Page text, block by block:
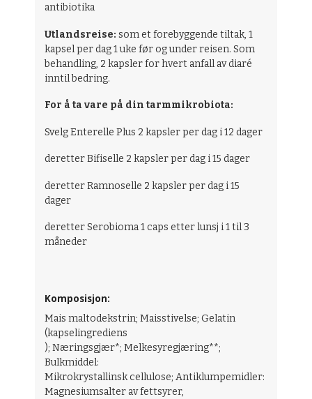
antibiotika
Utlandsreise: som et forebyggende tiltak, 1
kapsel per dag 1 uke før og under reisen. Som
behandling, 2 kapsler for hvert anfall av diaré
inntil bedring.
For å ta vare på din tarmmikrobiota:
Svelg Enterelle Plus 2 kapsler per dag i 12 dager
deretter Bifiselle 2 kapsler per dag i 15 dager
deretter Ramnoselle 2 kapsler per dag i 15
dager
deretter Serobioma 1 caps etter lunsj i 1 til 3
måneder
Komposisjon:
Mais maltodekstrin; Maisstivelse; Gelatin
(kapselingrediens
); Næringsgjær*; Melkesyregjæring**;
Bulkmiddel:
Mikrokrystallinsk cellulose; Antiklumpemidler:
Magnesiumsalter av fettsyrer,